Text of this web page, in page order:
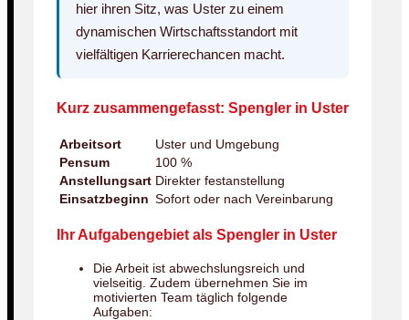
hier ihren Sitz, was Uster zu einem
dynamischen Wirtschaftsstandort mit
vielfältigen Karrierechancen macht.
Kurz zusammengefasst: Spengler in Uster
Arbeitsort
Uster und Umgebung
Pensum
100 %
Anstellungsart Direkter festanstellung
Einsatzbeginn Sofort oder nach Vereinbarung
Ihr Aufgabengebiet als Spengler in Uster
Die Arbeit ist abwechslungsreich und
vielseitig. Zudem übernehmen Sie im
motivierten Team täglich folgende
Aufgaben: